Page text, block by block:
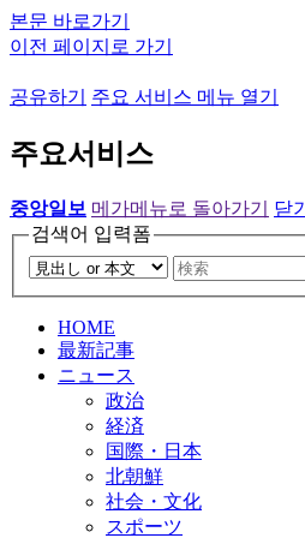
본문 바로가기
이전 페이지로 가기
공유하기 주요 서비스 메뉴 열기
주요서비스
중앙일보 메가메뉴로 돌아가기
닫기
검색어 입력폼
HOME
最新記事
ニュース
政治
経済
国際・日本
北朝鮮
社会・文化
スポーツ